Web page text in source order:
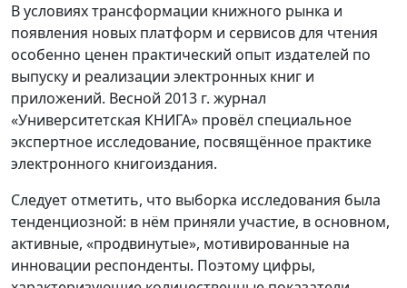
В условиях трансформации книжного рынка и
появления новых платформ и сервисов для чтения
особенно ценен практический опыт издателей по
выпуску и реализации электронных книг и
приложений. Весной 2013 г. журнал
«Университетская КНИГА» провёл специальное
экспертное исследование, посвящённое практике
электронного книгоиздания.
Следует отметить, что выборка исследования была
тенденциозной: в нём приняли участие, в основном,
активные, «продвинутые», мотивированные на
инновации респонденты. Поэтому цифры,